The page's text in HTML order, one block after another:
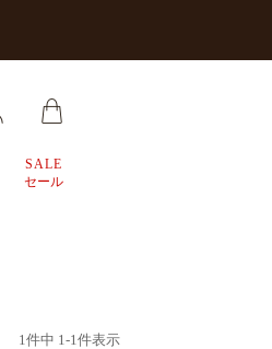
SALE
セール
1 件中 1 -1 件表示